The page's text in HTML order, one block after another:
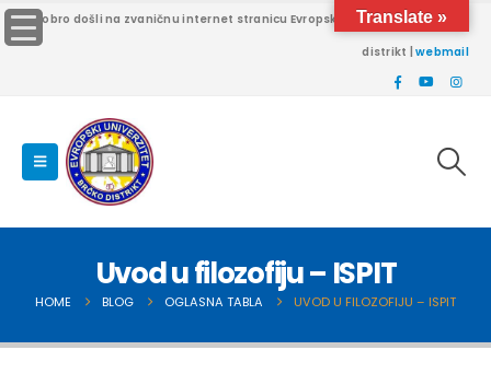
Dobro došli na zvaničnu internet stranicu Evropskog univerziteta Brčko
distrikt |webmail
Uvod u filozofiju – ISPIT
HOME BLOG OGLASNA TABLA UVOD U FILOZOFIJU – ISPIT
Translate »